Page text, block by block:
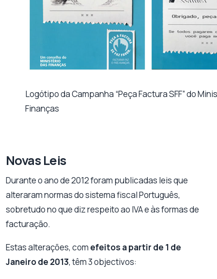
Logótipo da Campanha “Peça Factura SFF” do
Finanças
Novas Leis
Durante o ano de 2012 foram publicadas leis que
alteraram normas do sistema fiscal Português,
sobretudo no que diz respeito ao IVA e às formas de
facturação.
Estas alterações, com efeitos a partir de 1 de
Janeiro de 2013, têm 3 objectivos: